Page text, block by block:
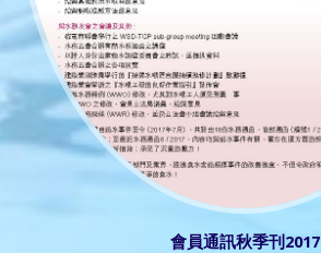
會員通訊秋季刊2017